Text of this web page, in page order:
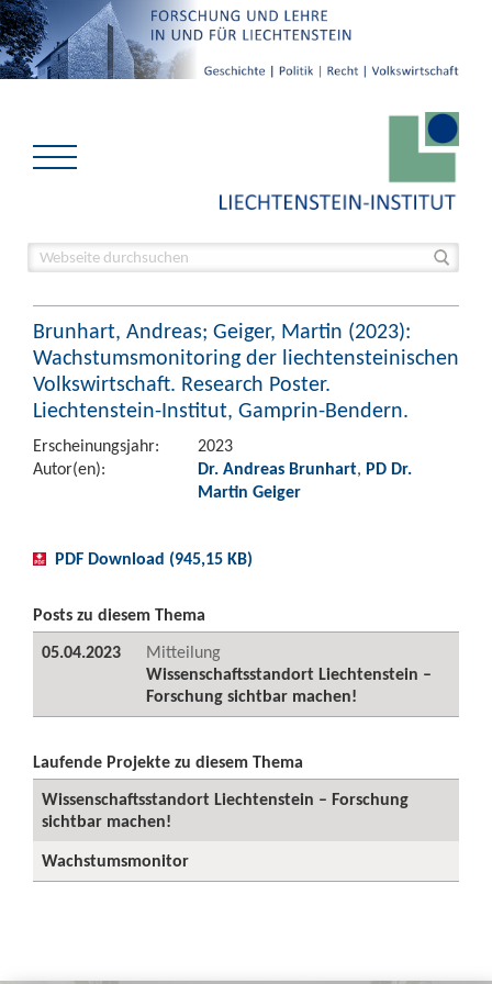
Brunhart, Andreas; Geiger, Martin (2023):
Wachstumsmonitoring der liechtensteinischen
Volkswirtschaft. Research Poster.
Liechtenstein-Institut, Gamprin-Bendern.
Erscheinungsjahr:
2023
Autor(en):
Dr. Andreas Brunhart, PD Dr.
Martin Geiger
PDF Download (945,15 KB)
Posts zu diesem Thema
05.04.2023
Mitteilung
Wissenschaftsstandort Liechtenstein –
Forschung sichtbar machen!
Laufende Projekte zu diesem Thema
Wissenschaftsstandort Liechtenstein – Forschung
sichtbar machen!
Wachstumsmonitor